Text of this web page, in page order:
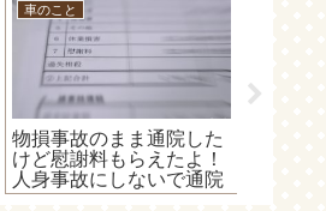
車のこと
物損事故のまま通院した
けど慰謝料もらえたよ！
人身事故にしないで通院
すると慰謝料がもらえな